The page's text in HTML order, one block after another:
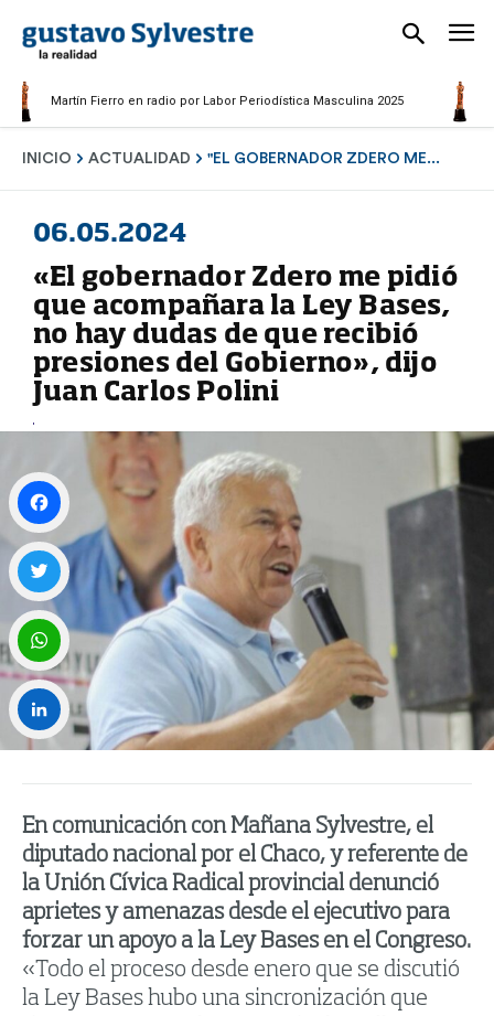
Martín Fierro en radio por Labor Periodística Masculina 2025
INICIO ACTUALIDAD "EL GOBERNADOR ZDERO ME...
06.05.2024
«El gobernador Zdero me pidió
que acompañara la Ley Bases,
no hay dudas de que recibió
presiones del Gobierno», dijo
Juan Carlos Polini
En comunicación con Mañana Sylvestre, el
diputado nacional por el Chaco, y referente de
la Unión Cívica Radical provincial denunció
aprietes y amenazas desde el ejecutivo para
forzar un apoyo a la Ley Bases en el Congreso.
«Todo el proceso desde enero que se discutió
la Ley Bases hubo una sincronización que
Facebook
Twitter
WhatsApp